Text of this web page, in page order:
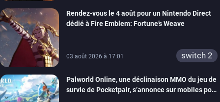
Rendez-vous le 4 août pour un Nintendo Direct
dédié à Fire Emblem: Fortune’s Weave
03 août 2026 à 17:01 switch 2
Palworld Online, une déclinaison MMO du jeu de
survie de Pocketpair, s’annonce sur mobiles pour